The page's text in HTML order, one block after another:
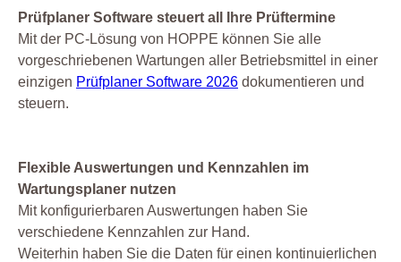
Prüfplaner Software steuert all Ihre Prüftermine
Mit der PC-Lösung von HOPPE können Sie alle
vorgeschriebenen Wartungen aller Betriebsmittel in einer
einzigen Prüfplaner Software 2026 dokumentieren und
steuern.
Flexible Auswertungen und Kennzahlen im
Wartungsplaner nutzen
Mit konfigurierbaren Auswertungen haben Sie
verschiedene Kennzahlen zur Hand.
Weiterhin haben Sie die Daten für einen kontinuierlichen